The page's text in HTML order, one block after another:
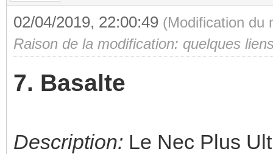
02/04/2019, 22:00:49 (Modification du
Raison de la modification: quelques
7. Basalte
Description: Le Nec Plus